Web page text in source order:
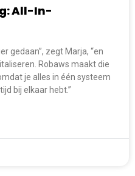
All-In-
gedaan”, zegt Marja, “en
Robaws maakt die
je alles in één systeem
bij elkaar hebt.”